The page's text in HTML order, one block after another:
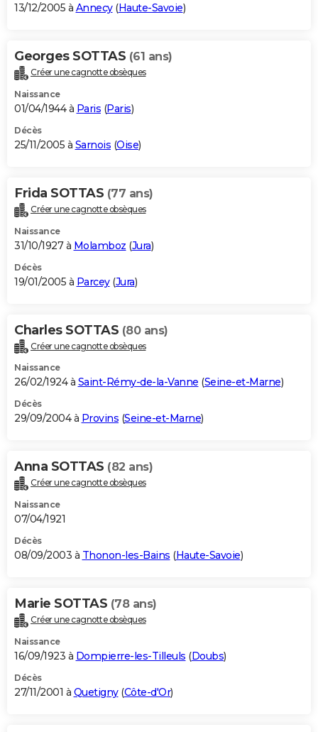
13/12/2005 à Annecy(Haute-Savoie)
Georges SOTTAS (61 ans)
Créer une cagnotte obsèques
Naissance
01/04/1944 à Paris (Paris)
Décès
25/11/2005 à Sarnois (Oise)
Frida SOTTAS (77 ans)
Créer une cagnotte obsèques
Naissance
31/10/1927 à Molamboz (Jura)
Décès
19/01/2005 à Parcey(Jura)
Charles SOTTAS (80 ans)
Créer une cagnotte obsèques
Naissance
26/02/1924 à Saint-Rémy-de-la-Vanne (Seine-et-Marne)
Décès
29/09/2004 à Provins (Seine-et-Marne)
Anna SOTTAS (82 ans)
Créer une cagnotte obsèques
Naissance
07/04/1921
Décès
08/09/2003 à Thonon-les-Bains (Haute-Savoie)
Marie SOTTAS (78 ans)
Créer une cagnotte obsèques
Naissance
16/09/1923 à Dompierre-les-Tilleuls (Doubs)
Décès
27/11/2001 à Quetigny(Côte-d'Or)